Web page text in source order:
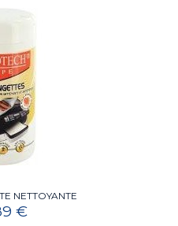
NETTOYANTE
€